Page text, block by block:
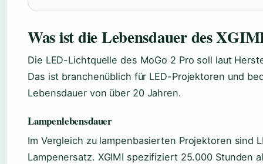
Was ist die Lebensdauer des
Die LED-Lichtquelle des MoGo 2 Pro soll laut
Das ist branchenüblich für LED-Projektoren und
Lebensdauer von über 20 Jahren.
Lampenlebensdauer
Im Vergleich zu lampenbasierten Projektoren sind
Lampenersatz. XGIMI spezifiziert 25.000 Stunden